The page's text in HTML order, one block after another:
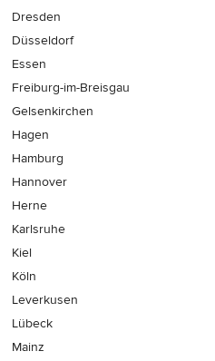
Dresden
Düsseldorf
Essen
Freiburg-im-Breisgau
Gelsenkirchen
Hagen
Hamburg
Hannover
Herne
Karlsruhe
Kiel
Köln
Leverkusen
Lübeck
Mainz